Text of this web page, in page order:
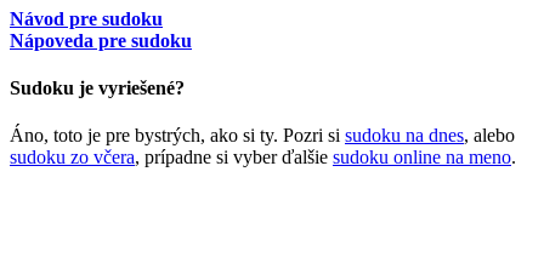
Návod pre sudoku
Nápoveda pre sudoku
Sudoku je vyriešené?
Áno, toto je pre bystrých, ako si ty. Pozri si sudoku na dnes, alebo
sudoku zo včera, prípadne si vyber ďalšie sudoku online na meno.